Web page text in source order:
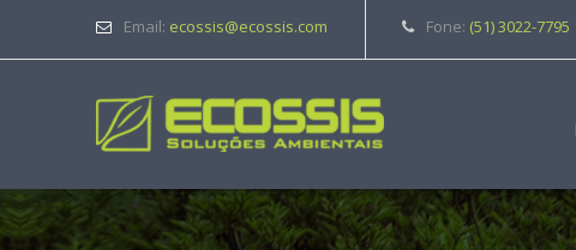
Email: ecossis@ecossis.com Fone: (51) 3022-7795